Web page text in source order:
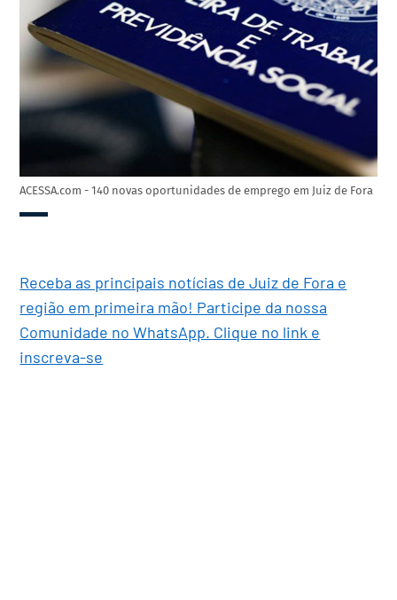
ACESSA.com - 140 novas oportunidades de emprego em Juiz de Fora
Receba as principais notícias de Juiz de Fora e
região em primeira mão! Participe da nossa
Comunidade no WhatsApp. Clique no link e
inscreva-se